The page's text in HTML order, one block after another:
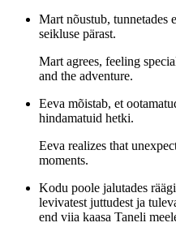
Mart nõustub, tunnetades
seikluse pärast.
Mart agrees, feeling
and the adventure.
Eeva mõistab, et
hindamatuid hetki.
Eeva realizes that
moments.
Kodu poole jalutades
levivatest juttudest ja
end viia kaasa Taneli